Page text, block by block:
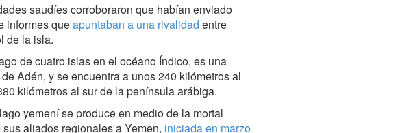
saudíes corroboraron que habían enviado
informes queapuntaban a una rivalidad entre
de la isla.
de cuatro islas en el océano Índico, es una
Adén, y se encuentra a unos 240 kilómetros al
kilómetros al sur de la península arábiga.
yemení se produce en medio de la mortal
aliados regionales a Yemen, iniciada en marzo